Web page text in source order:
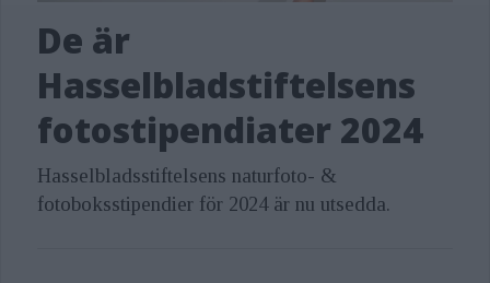
Storbritannien, Tyskland och Sverige.
Årets jury har bestått av Jacob Birch
(Spine Studio), Maryam Fanni (HDK-
Valand), Andréas Hagström och
Dragana Vujanovic Östlind
(Hasselbladstiftelsen).
De är
Hasselbladstiftelsens
fotostipendiater 2024
Hasselbladsstiftelsens naturfoto- &
fotoboksstipendier för 2024 är nu utsedda.